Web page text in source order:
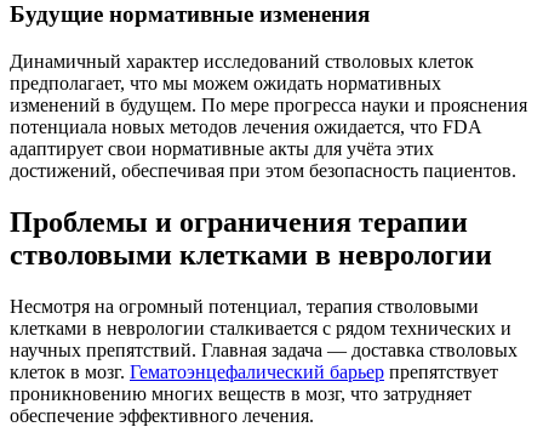
Будущие нормативные изменения
Динамичный характер исследований стволовых клеток
предполагает, что мы можем ожидать нормативных
изменений в будущем. По мере прогресса науки и прояснения
потенциала новых методов лечения ожидается, что FDA
адаптирует свои нормативные акты для учёта этих
достижений, обеспечивая при этом безопасность пациентов.
Проблемы и ограничения терапии
стволовыми клетками в неврологии
Несмотря на огромный потенциал, терапия стволовыми
клетками в неврологии сталкивается с рядом технических и
научных препятствий. Главная задача — доставка стволовых
клеток в мозг. Гематоэнцефалический барьер препятствует
проникновению многих веществ в мозг, что затрудняет
обеспечение эффективного лечения.